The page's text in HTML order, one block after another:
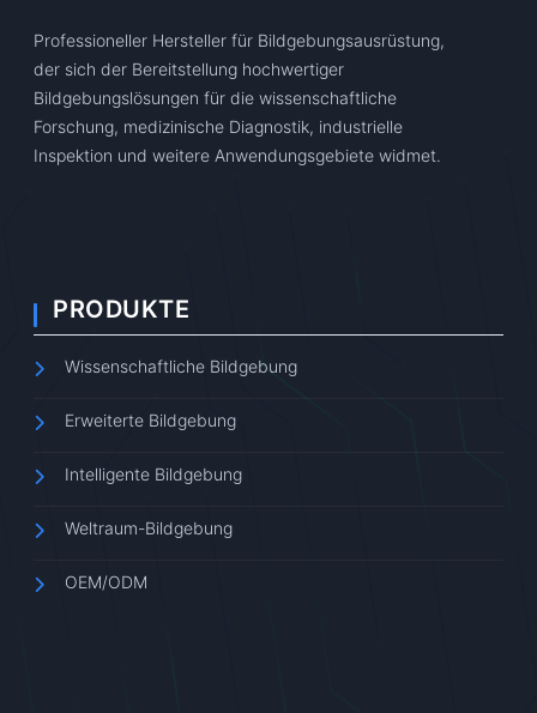
Professioneller Hersteller für Bildgebungsausrüstung,
der sich der Bereitstellung hochwertiger
Bildgebungslösungen für die wissenschaftliche
Forschung, medizinische Diagnostik, industrielle
Inspektion und weitere Anwendungsgebiete widmet.
PRODUKTE
Wissenschaftliche Bildgebung
Erweiterte Bildgebung
Intelligente Bildgebung
Weltraum-Bildgebung
OEM/ODM